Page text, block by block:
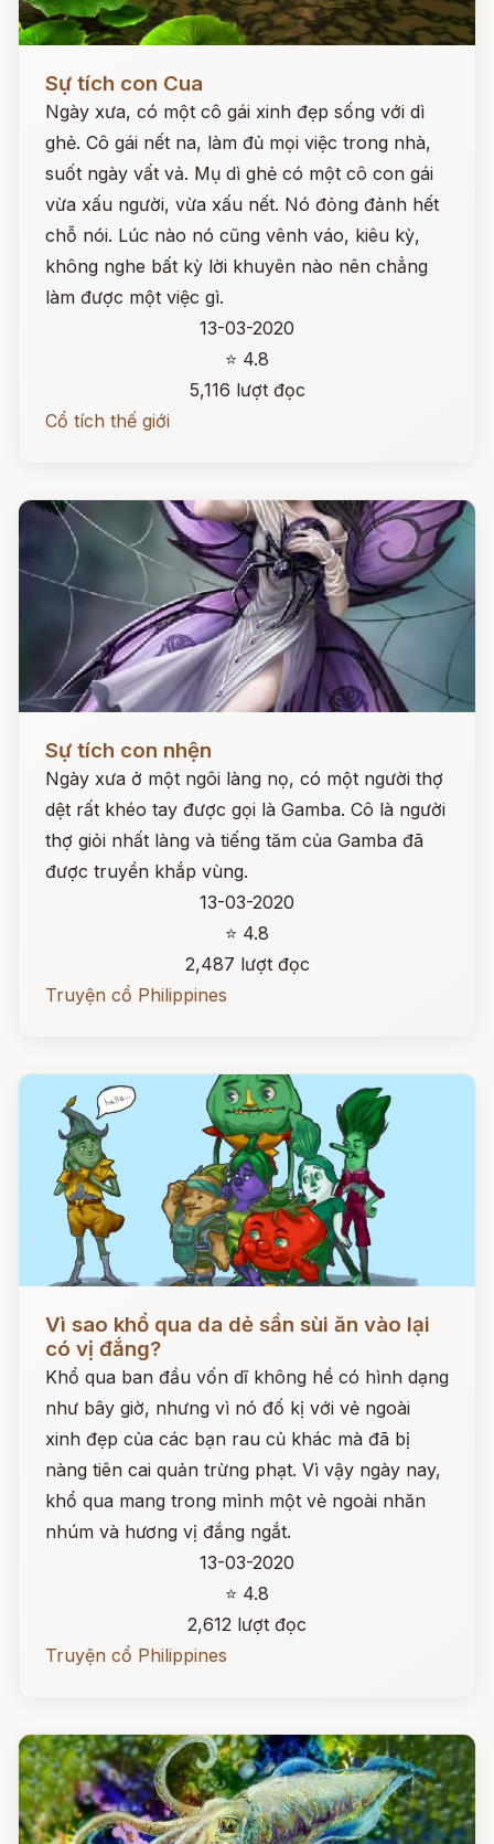
Sự tích con Cua
Ngày xưa, có một cô gái xinh đẹp sống với dì
ghẻ. Cô gái nết na, làm đủ mọi việc trong nhà,
suốt ngày vất vả. Mụ dì ghẻ có một cô con gái
vừa xấu người, vừa xấu nết. Nó đỏng đảnh hết
chỗ nói. Lúc nào nó cũng vênh váo, kiêu kỳ,
không nghe bất kỳ lời khuyên nào nên chẳng
làm được một việc gì.
13-03-2020
⭐ 4.8
5,116 lượt đọc
Cổ tích thế giới
Sự tích con nhện
Ngày xưa ở một ngôi làng nọ, có một người thợ
dệt rất khéo tay được gọi là Gamba. Cô là người
thợ giỏi nhất làng và tiếng tăm của Gamba đã
được truyền khắp vùng.
13-03-2020
⭐ 4.8
2,487 lượt đọc
Truyện cổ Philippines
Vì sao khổ qua da dẻ sần sùi ăn vào lại
có vị đắng?
Khổ qua ban đầu vốn dĩ không hề có hình dạng
như bây giờ, nhưng vì nó đố kị với vẻ ngoài
xinh đẹp của các bạn rau củ khác mà đã bị
nàng tiên cai quản trừng phạt. Vì vậy ngày nay,
khổ qua mang trong mình một vẻ ngoài nhăn
nhúm và hương vị đắng ngắt.
13-03-2020
⭐ 4.8
2,612 lượt đọc
Truyện cổ Philippines